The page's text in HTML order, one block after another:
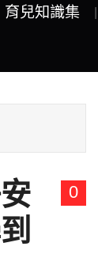
育兒知識集
0